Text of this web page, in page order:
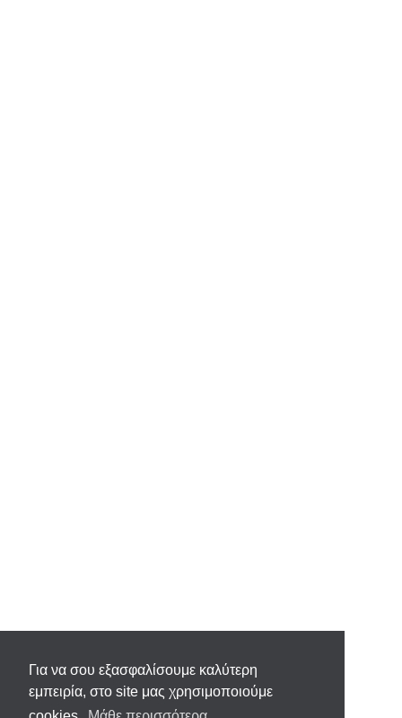
Για να σου εξασφαλίσουμε καλύτερη
εμπειρία, στο site μας χρησιμοποιούμε